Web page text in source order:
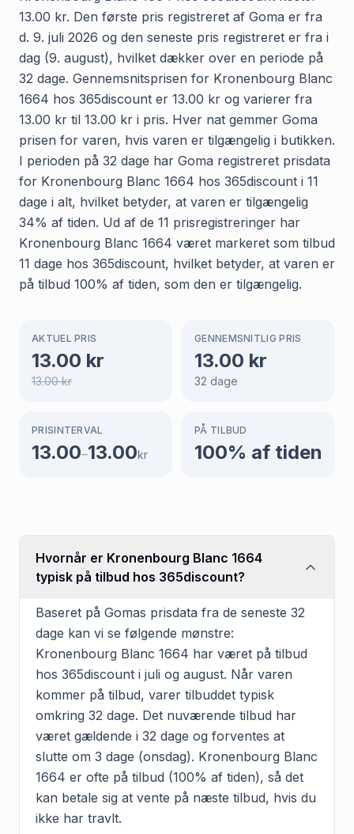
13.00 kr. Den første pris registreret af Goma er fra
d. 9. juli 2026 og den seneste pris registreret er fra i
dag (9. august), hvilket dækker over en periode på
32 dage. Gennemsnitsprisen for Kronenbourg Blanc
1664 hos 365discount er 13.00 kr og varierer fra
13.00 kr til 13.00 kr i pris. Hver nat gemmer Goma
prisen for varen, hvis varen er tilgængelig i butikken.
I perioden på 32 dage har Goma registreret prisdata
for Kronenbourg Blanc 1664 hos 365discount i 11
dage i alt, hvilket betyder, at varen er tilgængelig
34% af tiden. Ud af de 11 prisregistreringer har
Kronenbourg Blanc 1664 været markeret som tilbud
11 dage hos 365discount, hvilket betyder, at varen er
på tilbud 100% af tiden, som den er tilgængelig.
AKTUEL PRIS
13.00 kr
13.00kr
GENNEMSNITLIG PRIS
13.00 kr
32 dage
PRISINTERVAL
13.00–13.00kr
PÅ TILBUD
100% af tiden
Hvornår er Kronenbourg Blanc 1664
typisk på tilbud hos 365discount?
Baseret på Gomas prisdata fra de seneste 32
dage kan vi se følgende mønstre:
Kronenbourg Blanc 1664 har været på tilbud
hos 365discount i juli og august. Når varen
kommer på tilbud, varer tilbuddet typisk
omkring 32 dage. Det nuværende tilbud har
været gældende i 32 dage og forventes at
slutte om 3 dage (onsdag). Kronenbourg Blanc
1664 er ofte på tilbud (100% af tiden), så det
kan betale sig at vente på næste tilbud, hvis du
ikke har travlt.